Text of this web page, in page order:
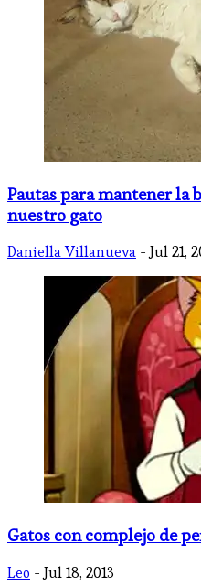
Pautas para mantener la
nuestro gato
Daniella Villanueva - Jul 21,
Gatos con complejo de
Leo - Jul 18, 2013